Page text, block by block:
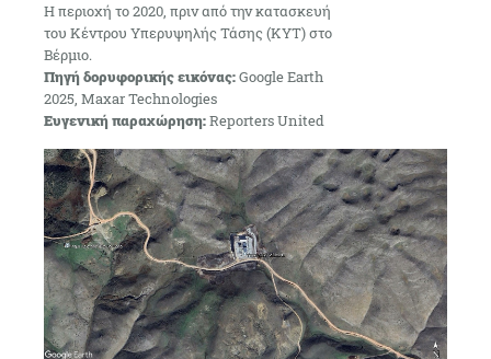
Η περιοχή το 2020, πριν από την κατασκευή
του Κέντρου Υπερυψηλής Τάσης (ΚΥΤ) στο
Βέρμιο.
Πηγή δορυφορικής εικόνας:Google Earth
2025, Maxar Technologies
Ευγενική παραχώρηση:Reporters United